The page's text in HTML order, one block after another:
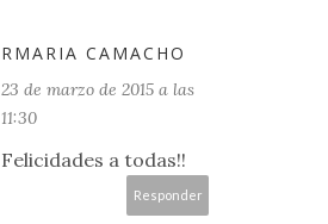
RMARIA CAMACHO
23 de marzo de 2015 a las
11:30
Felicidades a todas!!
Responder